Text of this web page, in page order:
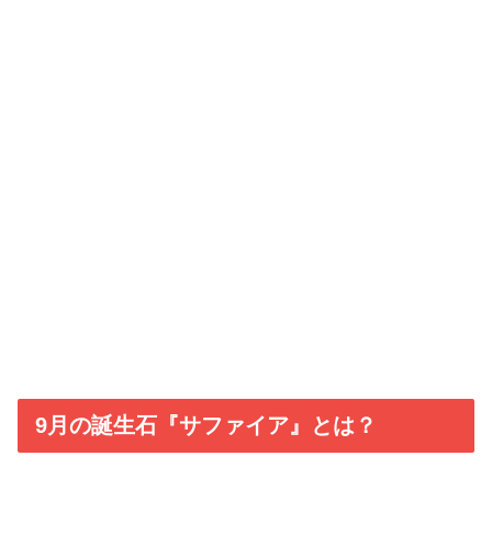
9月の誕生石『サファイア』とは？